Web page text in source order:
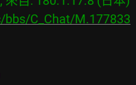
C_Chat/M.177833